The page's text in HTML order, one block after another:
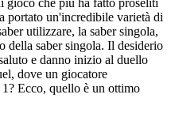
gioco che più ha fatto proseliti
portato un'incredibile varietà di
utilizzare, la saber singola,
della saber singola. Il desiderio
e danno inizio al duello
dove un giocatore
Ecco, quello è un ottimo